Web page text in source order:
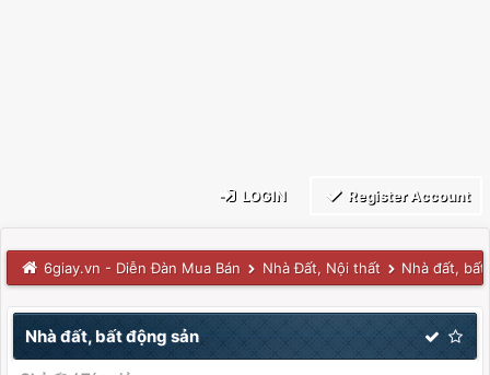
LOGIN Register Account
6giay.vn - Diễn Đàn Mua Bán Nhà Đất, Nội thất Nhà đất,
Nhà đất, bất động sản